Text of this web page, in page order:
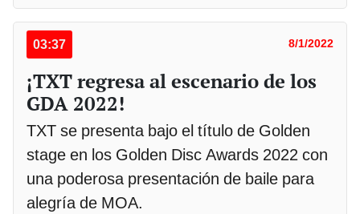
03:37 8/1/2022
¡TXT regresa al escenario de los
GDA 2022!
TXT se presenta bajo el título de Golden
stage en los Golden Disc Awards 2022 con
una poderosa presentación de baile para
alegría de MOA.